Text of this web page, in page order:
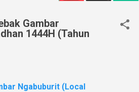
Gambar
1444H (Tahun
Ngabuburit (Local